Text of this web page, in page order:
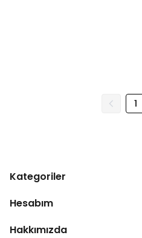
1
Kategoriler
Hesabım
Hakkımızda